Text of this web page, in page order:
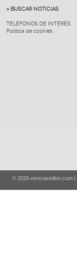
» BUSCAR NOTICIAS
TELÉFONOS DE INTERÉS
Política de cookies
© 2026 vivecastellon.com |